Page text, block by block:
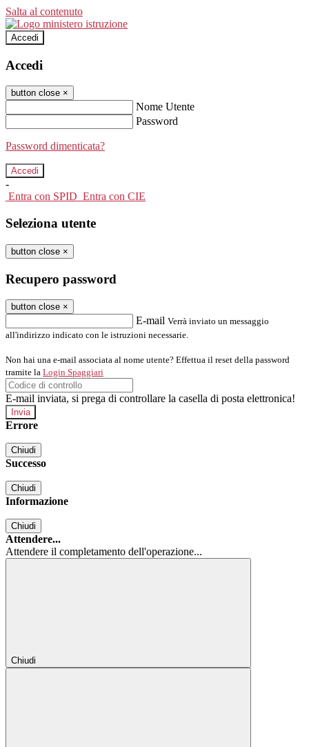
Salta al contenuto
Accedi
Accedi
button close ×
Nome Utente
Password
Password dimenticata?
-
Entra con SPID Entra con CIE
Seleziona utente
button close ×
Recupero password
button close ×
E-mail Verrà inviato un messaggio
all'indirizzo indicato con le istruzioni necessarie.
Non hai una e-mail associata al nome utente? Effettua il reset della password
tramite la Login Spaggiari
E-mail inviata, si prega di controllare la casella di posta elettronica!
Errore
Chiudi
Successo
Chiudi
Informazione
Chiudi
Attendere...
Attendere il completamento dell'operazione...
Chiudi